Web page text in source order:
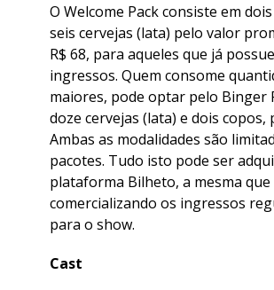
O Welcome Pack consiste em
seis cervejas (lata) pelo valor
R$ 68, para aqueles que já
ingressos. Quem consome
maiores, pode optar pelo Binger
doze cervejas (lata) e dois copos,
Ambas as modalidades são
pacotes. Tudo isto pode ser
plataforma Bilheto, a mesma que
comercializando os ingressos
para o show.
Cast